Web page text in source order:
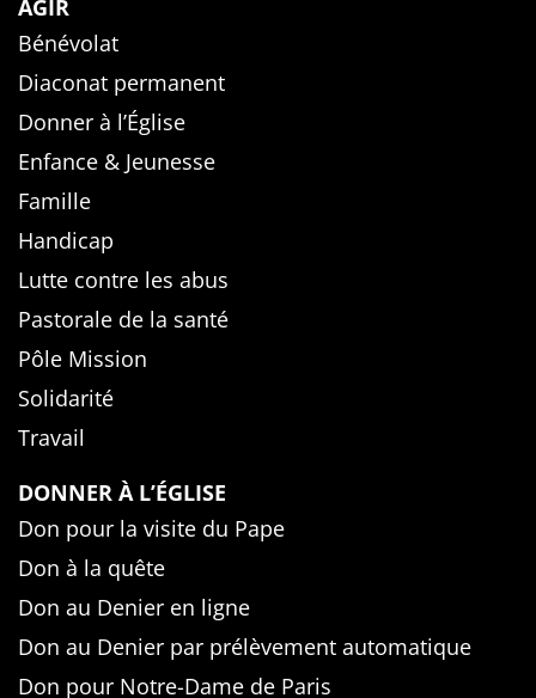
AGIR
Bénévolat
Diaconat permanent
Donner à l’Église
Enfance & Jeunesse
Famille
Handicap
Lutte contre les abus
Pastorale de la santé
Pôle Mission
Solidarité
Travail
DONNER À L’ÉGLISE
Don pour la visite du Pape
Don à la quête
Don au Denier en ligne
Don au Denier par prélèvement automatique
Don pour Notre-Dame de Paris